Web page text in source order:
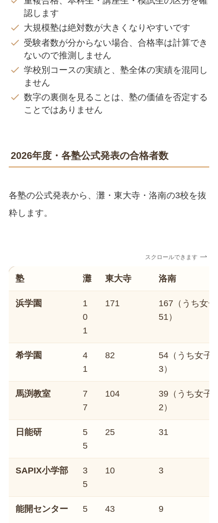
認します
大規模塾は絶対数が大きくなりやすいです
受験者数が分からない場合、合格率は計算でき
ないので推測しません
学校別コースの実績と、塾全体の実績を混同し
ません
数字の裏側を見ることは、塾の価値を否定する
ことではありません
2026年度・各塾公式発表の合格者数
各塾の公式発表から、灘・東大寺・洛南の3校を抜
粋します。
スクロールできます
塾 灘 東大寺 洛南
浜学園
1
0
1
171
167（うち女子
51）
希学園
4
1
82
54（うち女子2
3）
馬渕教室
7
7
104
39（うち女子1
2）
日能研
5
5
25 31
SAPIX小学部
3
5
10 3
能開センター 5 43 9